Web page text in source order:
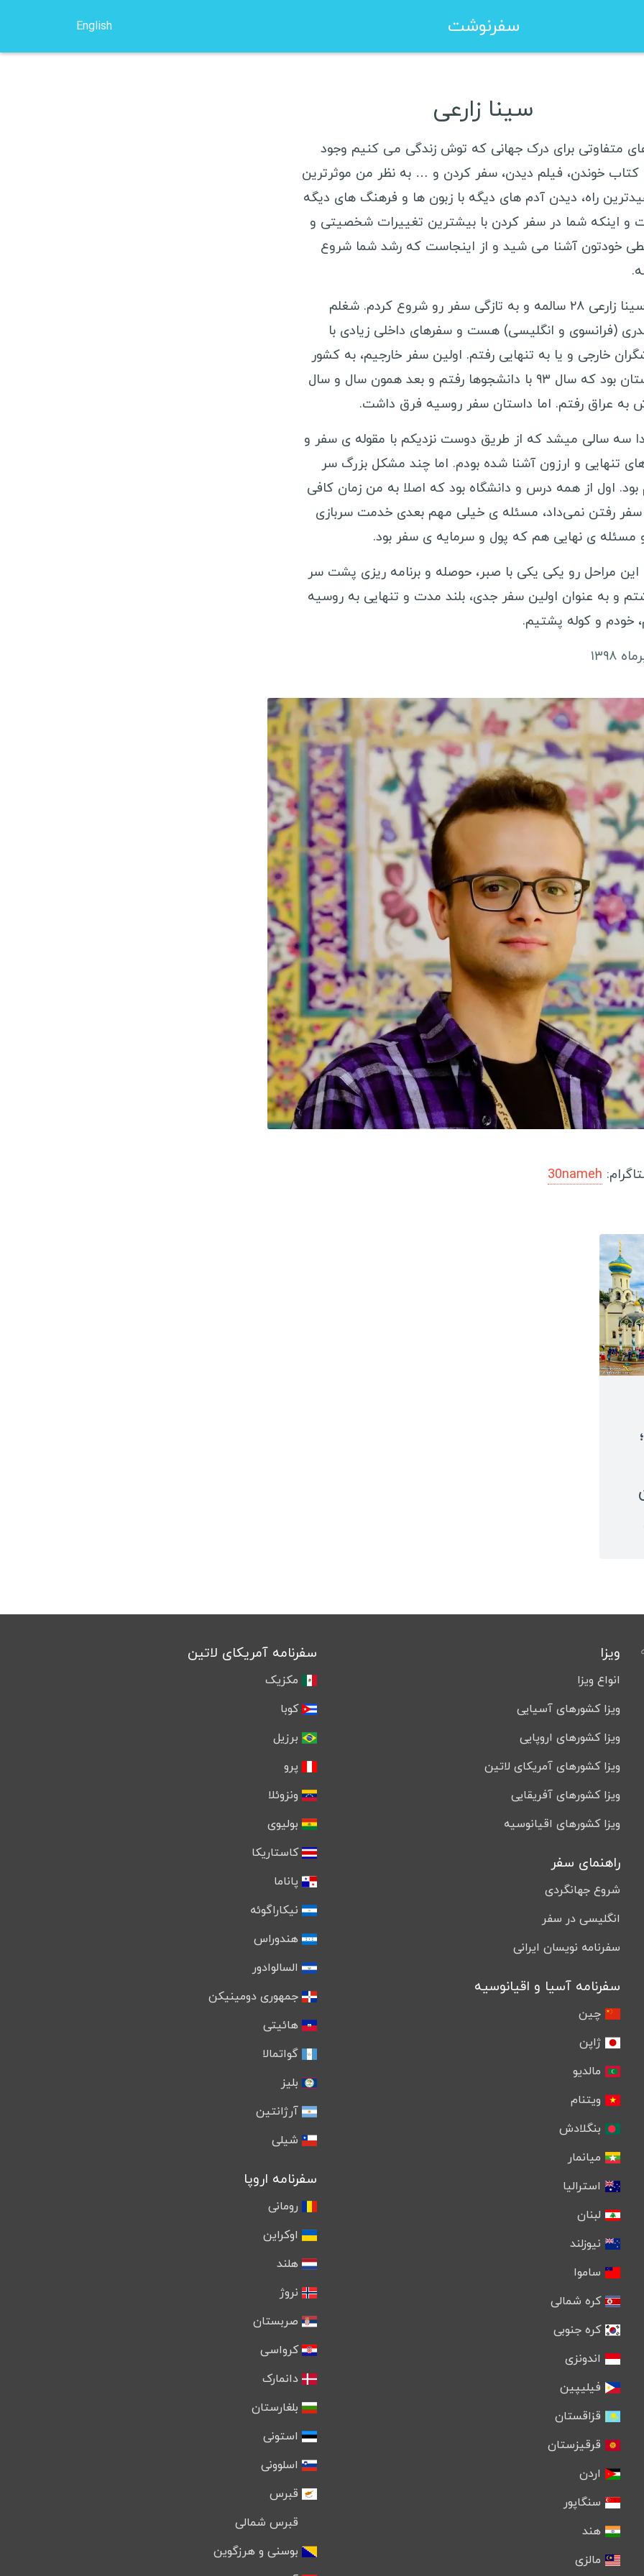
سفرنوشت English
شینگن یونان
شینگن لهستان
ویزا استرالیا
ویزا چین
سفرنامه صربستان
کوبا
برزیل
ونزوئلا
کاستاریکا
پاناما
نیکاراگوئه
هندوراس
السالوادور
جمهوری دومینیکن
هائیتی
گواتمالا
بلیز
شیلی
سفرنامه آسیا و اقیانوسیه
ژاپن
مالدیو
ویتنام
بنگلادش
میانمار
استرالیا
لبنان
نیوزلند
ساموا
کره شمالی
کره جنوبی
اندونزی
فیلیپین
قزاقستان
اردن
دانمارک
بلغارستان
استونی
اسلوونی
قبرس شمالی
بوسنی و هرزگوین
سن مارینو
لیتوانی
لتونی
مونته نگرو
مولداوی
آذربایجان
گرجستان
ارمنستان
روسیه
ترنسنیستریا
اسپانیا
ترکیه
سفرنامه آفریقا
موریتانی
سنگال
گامبیا
گینه بیسائو
سینا زارعی
متفاوتی برای درک جهانی که توش زندگی می کنیم وجود
کتاب خوندن، فیلم دیدن، سفر کردن و … به نظر من موثرترین
راه، دیدن آدم های دیگه با زبون ها و فرهنگ های دیگه
اینکه شما در سفر کردن با بیشترین تغییرات شخصیتی و
خودتون آشنا می شید و از اینجاست که رشد شما شروع
من سینا زارعی ۲۸ سالمه و به تازگی سفر رو شروع کردم. شغلم
(فرانسوی و انگلیسی) هست و سفرهای داخلی زیادی با
خارجی و یا به تنهایی رفتم. اولین سفر خارجیم، به کشور
عربستان بود که سال ۹۳ با دانشجوها رفتم و بعد همون سال و سال
به عراق رفتم. اما داستان سفر روسیه فرق داشت.
سه سالی میشد که از طریق دوست نزدیکم با مقوله ی سفر و
تنهایی و ارزون آشنا شده بودم. اما چند مشکل بزرگ سر
بود. اول از همه درس و دانشگاه بود که اصلا به من زمان کافی
سفر رفتن نمی‌داد، مسئله ی خیلی مهم بعدی خدمت سربازی
مسئله ی نهایی هم که پول و سرمایه ی سفر بود.
این مراحل رو یکی یکی با صبر، حوصله و برنامه ریزی پشت سر
و به عنوان اولین سفر جدی، بلند مدت و تنهایی به روسیه
خودم و کوله پشتیم.
۱۳۹۸
30nameh
ویزا
انواع ویزا
ویزا کشورهای آسیایی
ویزا کشورهای اروپایی
ویزا کشورهای آمریکای لاتین
ویزا کشورهای آفریقایی
ویزا کشورهای اقیانوسیه
راهنمای سفر
شروع جهانگردی
انگلیسی در سفر
سفرنامه نویسان ایرانی
سفرنامه آسیا و اقیانوسیه
چین
ژاپن
مالدیو
ویتنام
بنگلادش
میانمار
استرالیا
لبنان
نیوزلند
ساموا
کره شمالی
کره جنوبی
اندونزی
فیلیپین
قزاقستان
قرقیزستان
اردن
سنگاپور
هند
مالزی
سفرنامه آمریکای لاتین
مکزیک
کوبا
برزیل
پرو
ونزوئلا
بولیوی
کاستاریکا
پاناما
نیکاراگوئه
هندوراس
السالوادور
جمهوری دومینیکن
هائیتی
گواتمالا
بلیز
آرژانتین
شیلی
سفرنامه اروپا
رومانی
اوکراین
هلند
نروژ
صربستان
کرواسی
دانمارک
بلغارستان
استونی
اسلوونی
قبرس
قبرس شمالی
بوسنی و هرزگوین